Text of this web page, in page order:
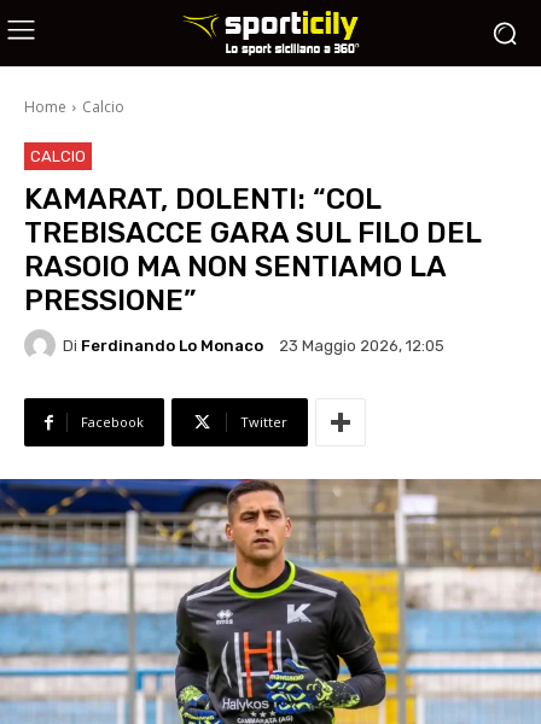
Home Calcio
CALCIO
KAMARAT, DOLENTI: “COL
TREBISACCE GARA SUL FILO DEL
RASOIO MA NON SENTIAMO LA
PRESSIONE”
Di Ferdinando Lo Monaco 23 Maggio 2026, 12:05
Facebook Twitter